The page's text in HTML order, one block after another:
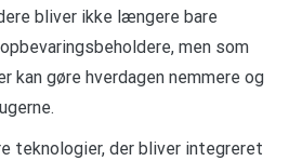
bliver ikke længere bare
men som
kan gøre hverdagen nemmere og
teknologier, der bliver integreret